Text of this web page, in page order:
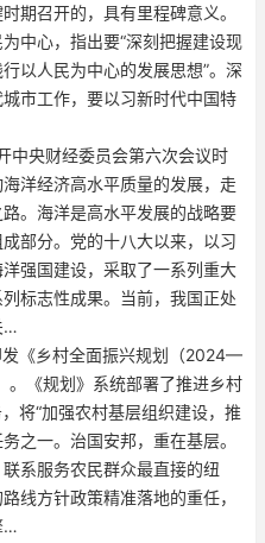
期召开的，具有里程碑意义。
中心，指出要“深刻把握建设现
以人民为中心的发展思想”。深
市工作，要以习新时代中国特
央财经委员会第六次会议时
洋经济高水平质量的发展，走
。海洋是高水平发展的战略要
部分。党的十八大以来，以习
强国建设，采取了一系列重大
标志性成果。当前，我国正处
…
《乡村全面振兴规划（2024—
。《规划》系统部署了推进乡村
将“加强农村基层组织建设，推
之一。治国安邦，重在基层。
系服务农民群众最直接的纽
线方针政策精准落地的重任，
…